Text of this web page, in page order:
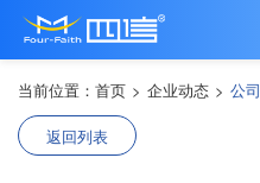
当前位置： 首页 > 企业动态 > 公
返回列表